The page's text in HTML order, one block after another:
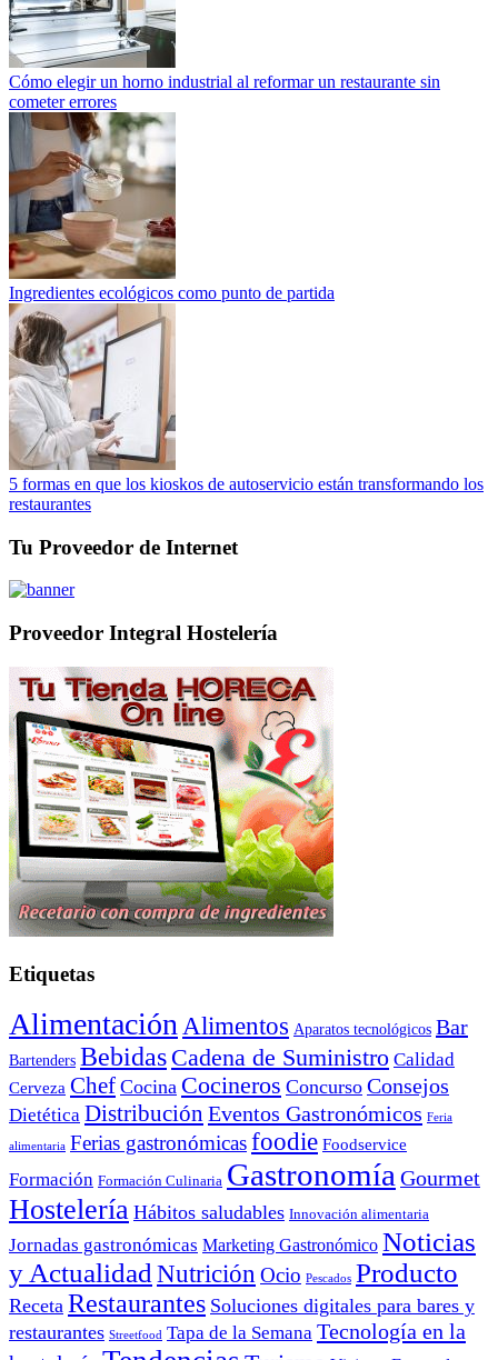
Cómo elegir un horno industrial al reformar un restaurante sin
cometer errores
Ingredientes ecológicos como punto de partida
5 formas en que los kioskos de autoservicio están transformando los
restaurantes
Tu Proveedor de Internet
Proveedor Integral Hostelería
Etiquetas
AlimentaciónAlimentos Aparatos tecnológicos Bar
Bartenders Bebidas Cadena de Suministro Calidad
Cerveza Chef Cocina Cocineros Concurso Consejos
Dietética Distribución Eventos Gastronómicos Feria
alimentaria Ferias gastronómicasfoodie Foodservice
Formación Formación Culinaria Gastronomía Gourmet
Hostelería Hábitos saludables Innovación alimentaria
Jornadas gastronómicas Marketing Gastronómico Noticias
y Actualidad Nutrición Ocio Pescados Producto
Receta Restaurantes Soluciones digitales para bares y
restaurantes Streetfood Tapa de la Semana Tecnología en la